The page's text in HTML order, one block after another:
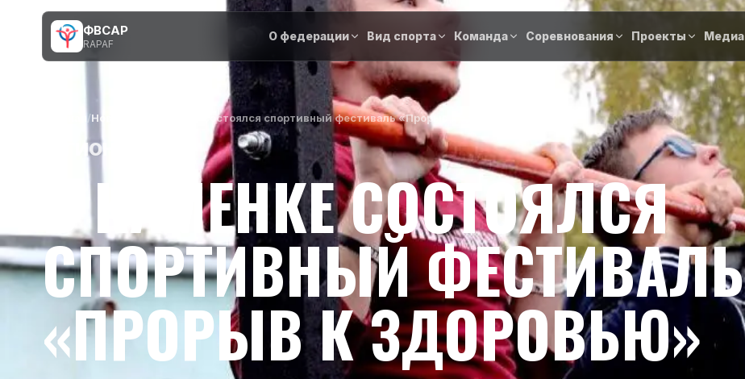
ФВСАР
RAPAF
О федерации Вид спорта Команда Соревнования Проекты Медиа
/Новости В Каменке состоялся спортивный фестиваль «Прорыв к здоровью»
РЕГИОНЫ
В КАМЕНКЕ СОСТОЯЛСЯ
СПОРТИВНЫЙ ФЕСТИВАЛЬ
«ПРОРЫВ К ЗДОРОВЬЮ»